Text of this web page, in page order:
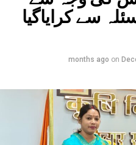
سے کرایاگیا
on